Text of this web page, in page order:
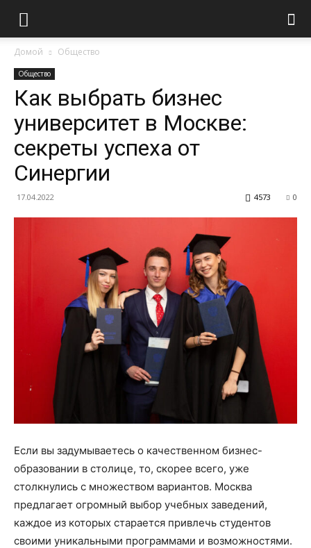
Домой Общество
Общество
Как выбрать бизнес
университет в Москве:
секреты успеха от
Синергии
17.04.2022 0
4573
Если вы задумываетесь о качественном бизнес-
образовании в столице, то, скорее всего, уже
столкнулись с множеством вариантов. Москва
предлагает огромный выбор учебных заведений,
каждое из которых старается привлечь студентов
своими уникальными программами и возможностями.